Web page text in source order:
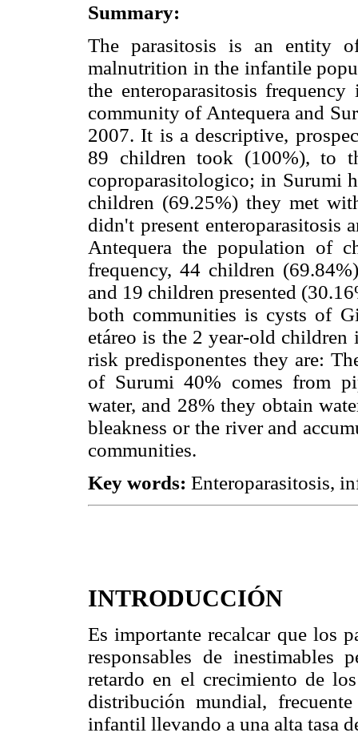
Summary:
The parasitosis is an entity
malnutrition in the infantile
the enteroparasitosis
community of Antequera and
2007. It is a descriptive,
89 children took (100%), to
coproparasitologico; in Surumi
children (69.25%) they met
didn't present
Antequera the population of
frequency, 44 children
and 19 children presented
both communities is cysts of
etáreo is the 2 year-old
risk predisponentes they are:
of Surumi 40% comes from
water, and 28% they obtain
bleakness or the river and
communities.
Key words: Enteroparasitosis,
INTRODUCCIÓN
Es importante recalcar que los
responsables de inestimables
retardo en el crecimiento de
distribución mundial,
infantil llevando a una alta tasa